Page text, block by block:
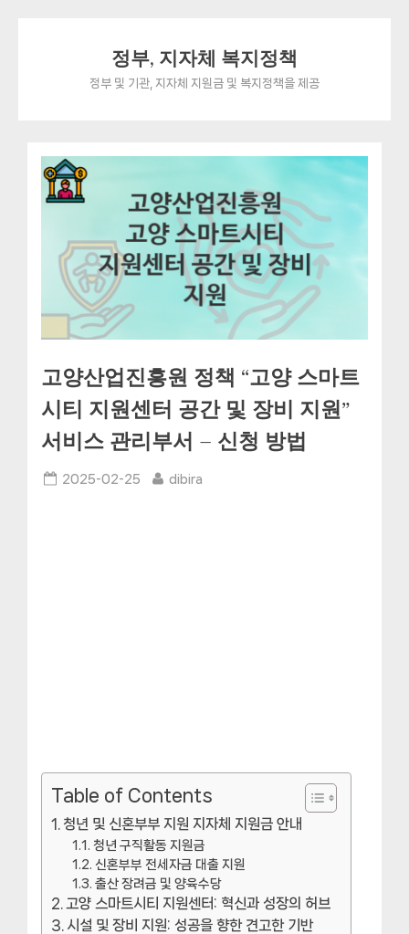
정부, 지자체 복지정책
정부 및 기관, 지자체 지원금 및 복지정책을 제공
고양산업진흥원 정책 “고양 스마트
시티 지원센터 공간 및 장비 지원”
서비스 관리부서 – 신청 방법
Posted
2025-02-25 By
dibira
Table of Contents
청년 및 신혼부부 지원 지자체 지원금 안내
청년 구직활동 지원금
신혼부부 전세자금 대출 지원
출산 장려금 및 양육수당
고양 스마트시티 지원센터: 혁신과 성장의 허브
시설 및 장비 지원: 성공을 향한 견고한 기반